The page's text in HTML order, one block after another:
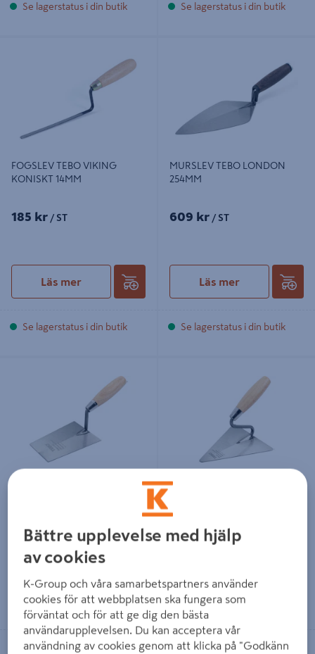
Se lagerstatus i din butik Se lagerstatus i din butik
FOGSLEV TEBO VIKING
KONISKT 14MM
185 kr / ST
Läs mer
Se lagerstatus i din butik
MURSLEV TEBO LONDON
254MM
609 kr / ST
Läs mer
Se lagerstatus i din butik
159 kr/ ST
Läs mer
Se lagerstatus i din butik
MURSLEV 180MM
255 kr/ ST
Läs mer
Se lagerstatus i din butik
Bättre upplevelse med hjälp
av cookies
K-Group och våra samarbetspartners använder
cookies för att webbplatsen ska fungera som
förväntat och för att ge dig den bästa
användarupplevelsen. Du kan acceptera vår
användning av cookies genom att klicka på "Godkänn